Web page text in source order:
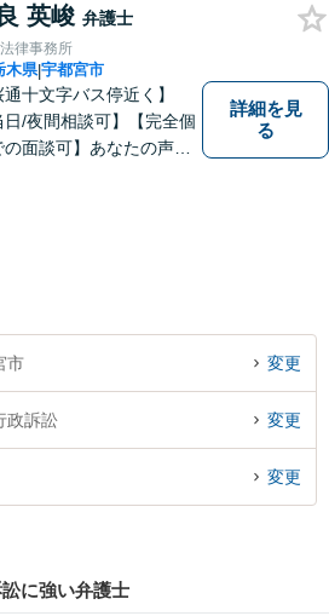
英峻 弁護士
律事務所
木県|宇都宮市
通十文字バス停近く】
日/夜間相談可】【完全個
面談可】あなたの声を
詳細を見
る
市 変更
政訴訟 変更
変更
に強い弁護士